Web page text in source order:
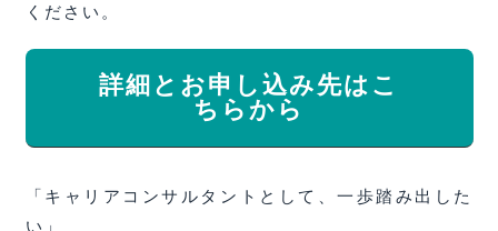
ください。
詳細とお申し込み先はこ
ちらから
「キャリアコンサルタントとして、一歩踏み出した
い」